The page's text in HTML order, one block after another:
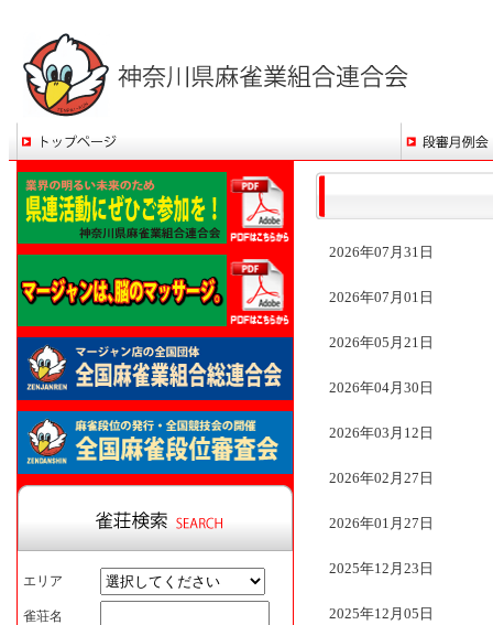
エリア
雀荘名
2026年07月31日
2026年07月01日
2026年05月21日
2026年04月30日
2026年03月12日
2026年02月27日
2026年01月27日
2025年12月23日
2025年12月05日